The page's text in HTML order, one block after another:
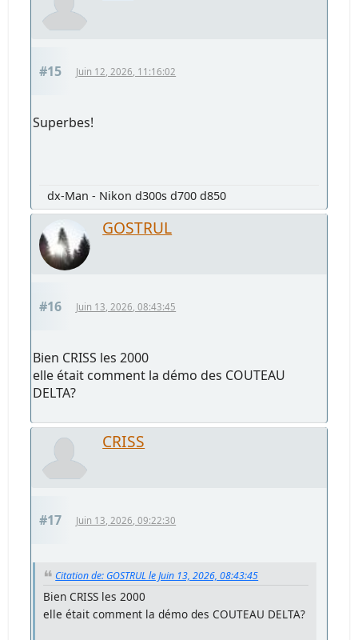
#15 Juin 12, 2026, 11:16:02
Superbes!
dx-Man - Nikon d300s d700 d850
GOSTRUL
#16 Juin 13, 2026, 08:43:45
Bien CRISS les 2000
elle était comment la démo des COUTEAU
DELTA?
CRISS
#17 Juin 13, 2026, 09:22:30
Citation de: GOSTRUL le Juin 13, 2026, 08:43:45
Bien CRISS les 2000
elle était comment la démo des COUTEAU DELTA?